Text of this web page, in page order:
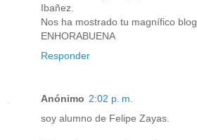
Ibañez.
Nos ha mostrado tu magnífico blog
ENHORABUENA
Responder
Anónimo 2:02 p. m.
soy alumno de Felipe Zayas.